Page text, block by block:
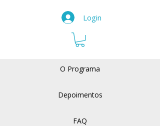
Login
O Programa
Depoimentos
FAQ